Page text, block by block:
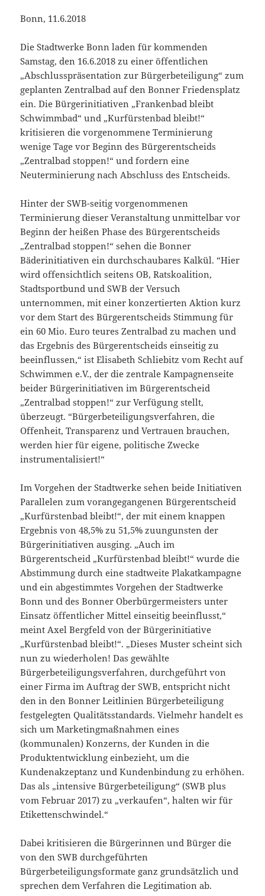
Bonn, 11.6.2018
Die Stadtwerke Bonn laden für kommenden
Samstag, den 16.6.2018 zu einer öffentlichen
„Abschlusspräsentation zur Bürgerbeteiligung“ zum
geplanten Zentralbad auf den Bonner Friedensplatz
ein. Die Bürgerinitiativen „Frankenbad bleibt
Schwimmbad“ und „Kurfürstenbad bleibt!“
kritisieren die vorgenommene Terminierung
wenige Tage vor Beginn des Bürgerentscheids
„Zentralbad stoppen!“ und fordern eine
Neuterminierung nach Abschluss des Entscheids.
Hinter der SWB-seitig vorgenommenen
Terminierung dieser Veranstaltung unmittelbar vor
Beginn der heißen Phase des Bürgerentscheids
„Zentralbad stoppen!“ sehen die Bonner
Bäderinitiativen ein durchschaubares Kalkül. “Hier
wird offensichtlich seitens OB, Ratskoalition,
Stadtsportbund und SWB der Versuch
unternommen, mit einer konzertierten Aktion kurz
vor dem Start des Bürgerentscheids Stimmung für
ein 60 Mio. Euro teures Zentralbad zu machen und
das Ergebnis des Bürgerentscheids einseitig zu
beeinflussen,“ ist Elisabeth Schliebitz vom Recht auf
Schwimmen e.V., der die zentrale Kampagnenseite
beider Bürgerinitiativen im Bürgerentscheid
„Zentralbad stoppen!“ zur Verfügung stellt,
überzeugt. “Bürgerbeteiligungsverfahren, die
Offenheit, Transparenz und Vertrauen brauchen,
werden hier für eigene, politische Zwecke
instrumentalisiert!“
Im Vorgehen der Stadtwerke sehen beide Initiativen
Parallelen zum vorangegangenen Bürgerentscheid
„Kurfürstenbad bleibt!“, der mit einem knappen
Ergebnis von 48,5% zu 51,5% zuungunsten der
Bürgerinitiativen ausging. „Auch im
Bürgerentscheid „Kurfürstenbad bleibt!“ wurde die
Abstimmung durch eine stadtweite Plakatkampagne
und ein abgestimmtes Vorgehen der Stadtwerke
Bonn und des Bonner Oberbürgermeisters unter
Einsatz öffentlicher Mittel einseitig beeinflusst,“
meint Axel Bergfeld von der Bürgerinitiative
„Kurfürstenbad bleibt!“. „Dieses Muster scheint sich
nun zu wiederholen! Das gewählte
Bürgerbeteiligungsverfahren, durchgeführt von
einer Firma im Auftrag der SWB, entspricht nicht
den in den Bonner Leitlinien Bürgerbeteiligung
festgelegten Qualitätsstandards. Vielmehr handelt es
sich um Marketingmaßnahmen eines
(kommunalen) Konzerns, der Kunden in die
Produktentwicklung einbezieht, um die
Kundenakzeptanz und Kundenbindung zu erhöhen.
Das als „intensive Bürgerbeteiligung“ (SWB plus
vom Februar 2017) zu „verkaufen“, halten wir für
Etikettenschwindel.“
Dabei kritisieren die Bürgerinnen und Bürger die
von den SWB durchgeführten
Bürgerbeteiligungsformate ganz grundsätzlich und
sprechen dem Verfahren die Legitimation ab.